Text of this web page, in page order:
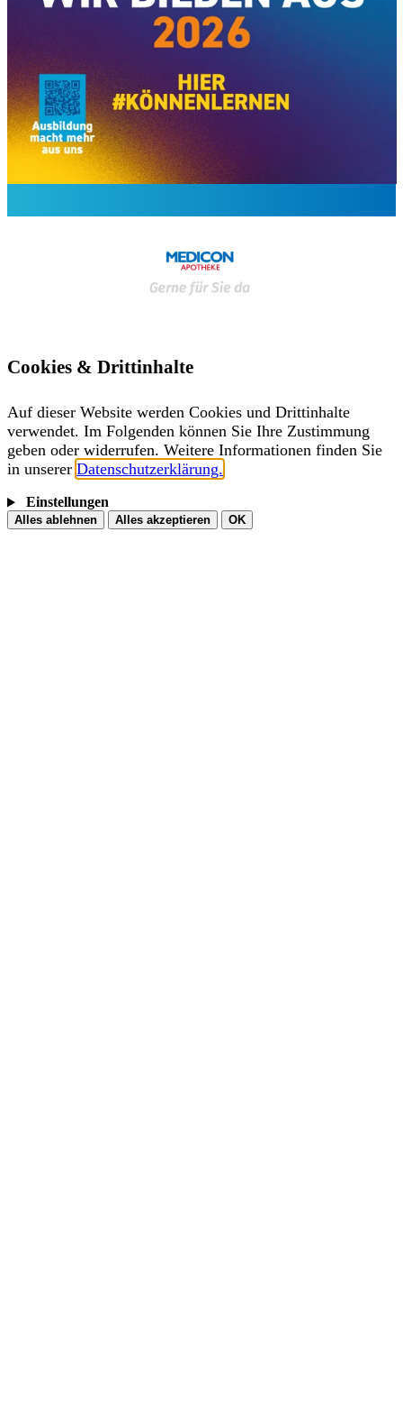
Cookies & Drittinhalte
Auf dieser Website werden Cookies und Drittinhalte
verwendet. Im Folgenden können Sie Ihre Zustimmung
geben oder widerrufen. Weitere Informationen finden Sie
in unserer Datenschutzerklärung.
Einstellungen
Alles ablehnen Alles akzeptieren OK